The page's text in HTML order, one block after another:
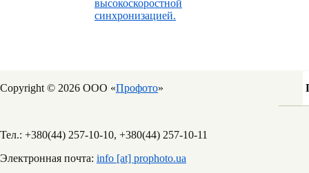
высокоскоростной
синхронизацией.
Copyright © 2026 ООО «Профото»
Тел.: +380(44) 257-10-10, +380(44) 257-10-11
Электронная почта: info [at] prophoto.ua